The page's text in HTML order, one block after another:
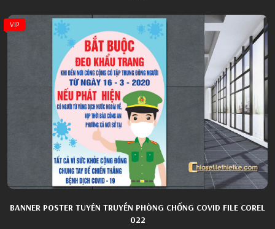
VIP
BANNER POSTER TUYÊN TRUYỀN PHÒNG CHỐNG COVID FILE COREL
022